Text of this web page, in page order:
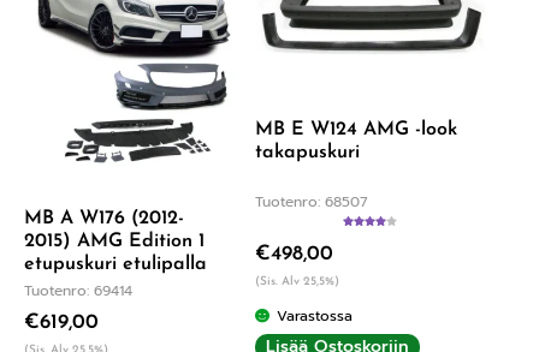
MB A W176 (2012-
2015) AMG Edition 1
etupuskuri etulipalla
Tuotenro: 69414
€619,00
MB E W124 AMG -look
takapuskuri
Tuotenro: 68507
€498,00
(Sis. Alv 25,5%)
Varastossa